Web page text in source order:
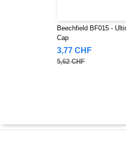
Beechfield BF015 -
Cap
3,77 CHF
5,62 CHF